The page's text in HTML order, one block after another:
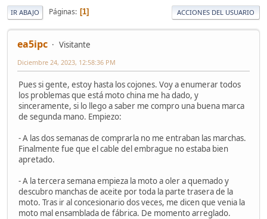
IR ABAJO Páginas 1 ACCIONES DEL USUARIO
ea5ipc Visitante
Diciembre 24, 2023, 12:58:36 PM
Pues si gente, estoy hasta los cojones. Voy a enumerar todos
los problemas que está moto china me ha dado, y
sinceramente, si lo llego a saber me compro una buena marca
de segunda mano. Empiezo:
- A las dos semanas de comprarla no me entraban las marchas.
Finalmente fue que el cable del embrague no estaba bien
apretado.
- A la tercera semana empieza la moto a oler a quemado y
descubro manchas de aceite por toda la parte trasera de la
moto. Tras ir al concesionario dos veces, me dicen que venia la
moto mal ensamblada de fábrica. De momento arreglado.